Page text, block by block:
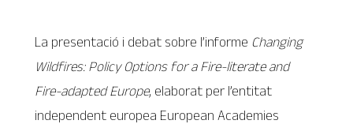
La presentació i debat sobre l’informe Changing
Wildfires: Policy Options for a Fire-literate and
Fire-adapted Europe, elaborat per l’entitat
independent europea European Academies